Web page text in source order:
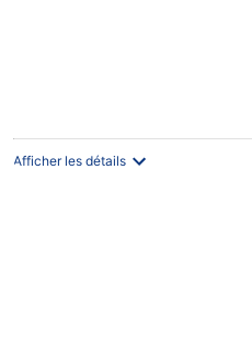
Afficher les détails